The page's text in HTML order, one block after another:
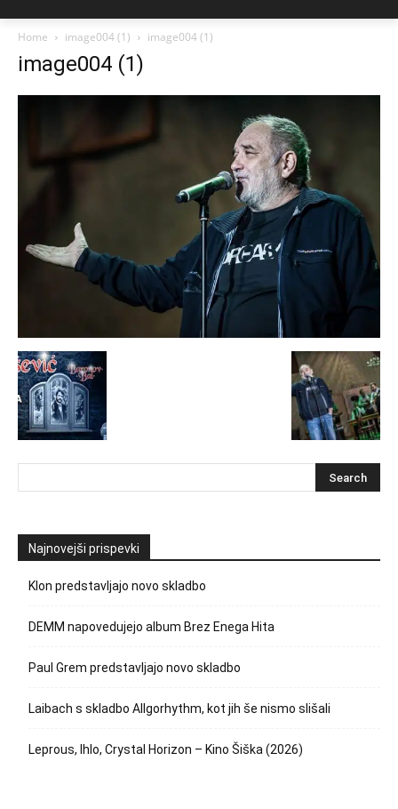
Home image004 (1) image004 (1)
image004 (1)
Najnovejši prispevki
Klon predstavljajo novo skladbo
DEMM napovedujejo album Brez Enega Hita
Paul Grem predstavljajo novo skladbo
Laibach s skladbo Allgorhythm, kot jih še nismo slišali
Leprous, Ihlo, Crystal Horizon – Kino Šiška (2026)